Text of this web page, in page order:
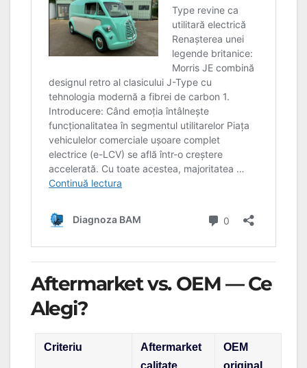
Aftermarket vs. OEM — Ce
Alegi?
Criteriu
Aftermarket
calitate
OEM
original